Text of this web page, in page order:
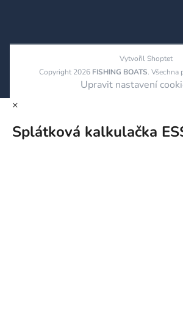
Vytvořil Shoptet
Copyright 2026 FISHING BOATS. Všechna
Upravit nastavení
×
Splátková kalkulačka